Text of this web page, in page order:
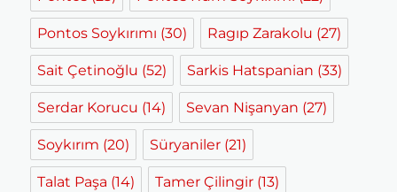
Pontos Soykırımı (30) Ragıp Zarakolu (27)
Sait Çetinoğlu (52) Sarkis Hatspanian (33)
Serdar Korucu (14) Sevan Nişanyan (27)
Soykırım (20) Süryaniler (21)
Talat Paşa (14) Tamer Çilingir (13)